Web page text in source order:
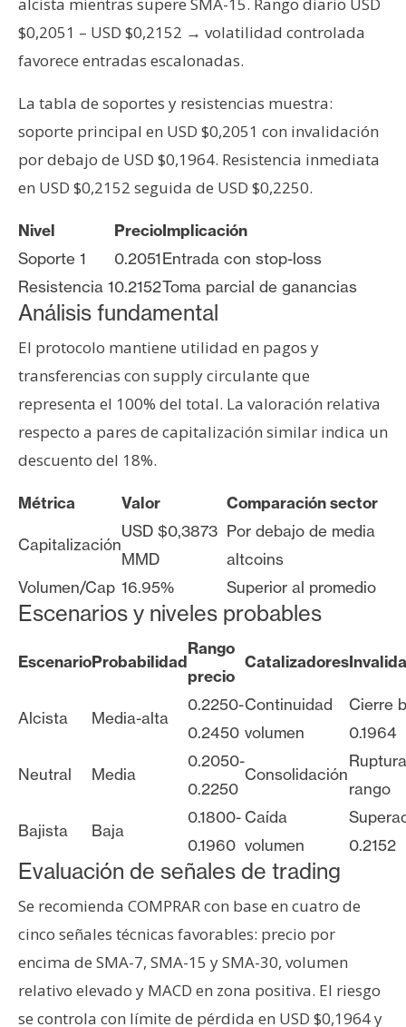
n
t
a
t
o
y
u
i
c
i
a
d
$0,2051 – USD $0,2152 → volatilidad controlada
favorece entradas escalonadas.
La tabla de soportes y resistencias muestra:
soporte principal en USD $0,2051 con invalidación
por debajo de USD $0,1964. Resistencia inmediata
en USD $0,2152 seguida de USD $0,2250.
Nivel PrecioImplicación
Soporte 1
0.2051Entrada con stop-loss
Resistencia 10.2152Toma parcial de ganancias
Análisis fundamental
El protocolo mantiene utilidad en pagos y
transferencias con supply circulante que
representa el 100% del total. La valoración relativa
respecto a pares de capitalización similar indica un
descuento del 18%.
Métrica Valor Comparación sector
Capitalización
USD $0,3873
MMD
Por debajo de media
altcoins
Volumen/Cap 16.95% Superior al promedio
Escenarios y niveles probables
EscenarioProbabilidad
Rango
precio
Catalizadores
Alcista Media-alta
0.2250-
0.2450
Continuidad
volumen
Cierre
0.1964
Neutral Media
0.2050-
0.2250
Consolidación
Ruptura
rango
Bajista Baja
0.1800-
0.1960
Caída
volumen
0.2152
Evaluación de señales de trading
Se recomienda COMPRAR con base en cuatro de
cinco señales técnicas favorables: precio por
encima de SMA-7, SMA-15 y SMA-30, volumen
relativo elevado y MACD en zona positiva. El riesgo
se controla con límite de pérdida en USD $0,1964 y